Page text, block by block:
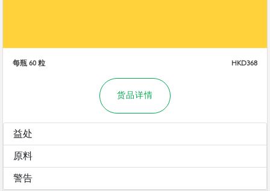
每瓶 60 粒 HKD368
货品详情
益处
原料
警告